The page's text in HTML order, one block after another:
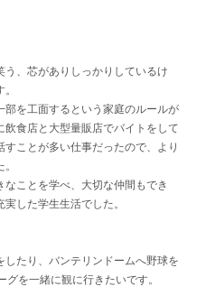
、芯がありしっかりしているけ
を工面するという家庭のルールが
食店と大型量販店でバイトをして
ことが多い仕事だったので、より
ことを学べ、大切な仲間もでき
した学生生活でした。
たり、バンテリンドームへ野球を
グを一緒に観に行きたいです。